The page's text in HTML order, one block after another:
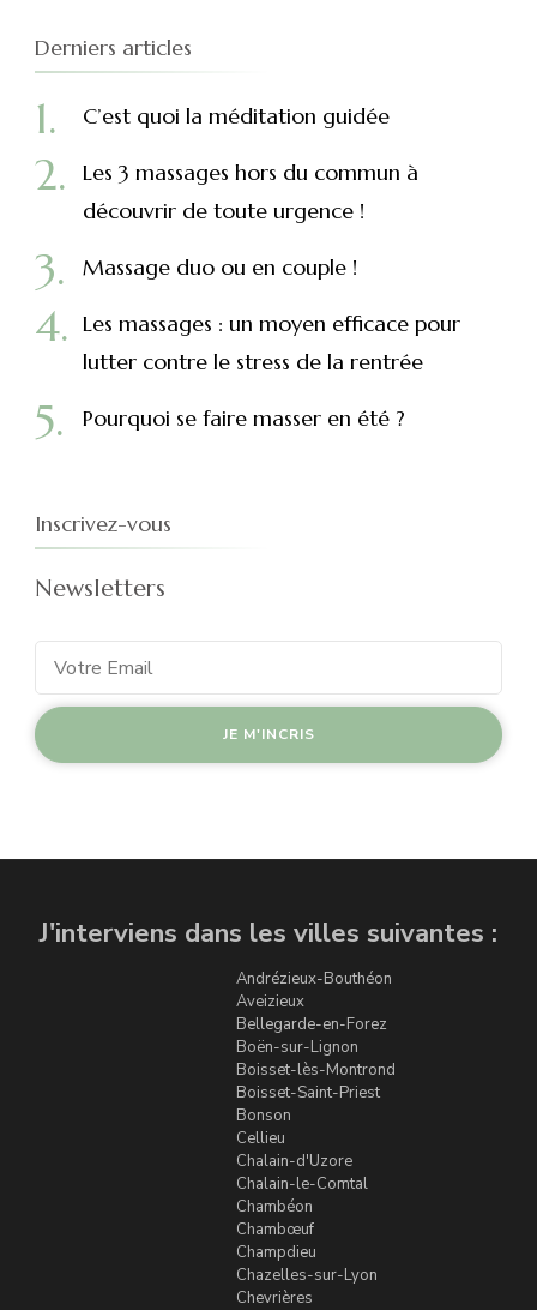
Derniers articles
C’est quoi la méditation guidée
Les 3 massages hors du commun à
découvrir de toute urgence !
Massage duo ou en couple !
Les massages : un moyen efficace pour
lutter contre le stress de la rentrée
Pourquoi se faire masser en été ?
Inscrivez-vous
Newsletters
J'interviens dans les villes suivantes :
Andrézieux-Bouthéon
Aveizieux
Bellegarde-en-Forez
Boën-sur-Lignon
Boisset-lès-Montrond
Boisset-Saint-Priest
Bonson
Cellieu
Chalain-d'Uzore
Chalain-le-Comtal
Chambéon
Chambœuf
Champdieu
Chazelles-sur-Lyon
Chevrières